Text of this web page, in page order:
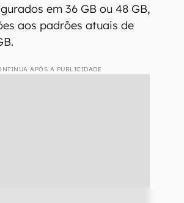
em 36 GB ou 48 GB,
aos padrões atuais de
APÓS A PUBLICIDADE